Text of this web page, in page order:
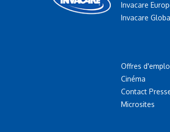
Invacare
Invacare
Offres
Cinéma
Contact
Microsites